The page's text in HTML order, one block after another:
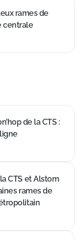
rames de
centrale
de la CTS :
CTS et Alstom
rames de